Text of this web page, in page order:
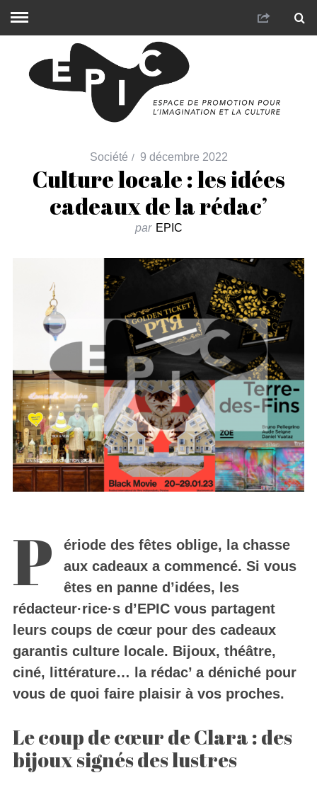
Société 9 décembre 2022
Culture locale : les idées
cadeaux de la rédac’
par EPIC
P
ériode des fêtes oblige, la chasse
aux cadeaux a commencé. Si vous
êtes en panne d’idées, les
rédacteur·rice·sd’EPIC vous partagent
leurs coups de cœur pour des cadeaux
garantis culture locale. Bijoux, théâtre,
ciné, littérature… la rédac’ a déniché pour
vous de quoi faire plaisir à vos proches.
Le coup de cœur de Clara : des
bijoux signés des lustres